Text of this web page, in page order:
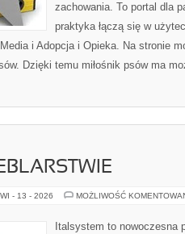
zachowania. To portal dla
praktyka łączą się w
i Adopcja i Opieka. Na stronie
Dzięki temu miłośnik psów ma
- 13 - 2026 MOŻLIWOŚĆ
Italsystem to nowoczesna